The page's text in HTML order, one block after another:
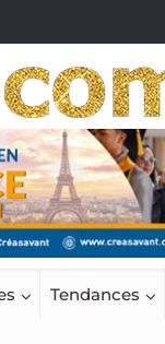
Tendances